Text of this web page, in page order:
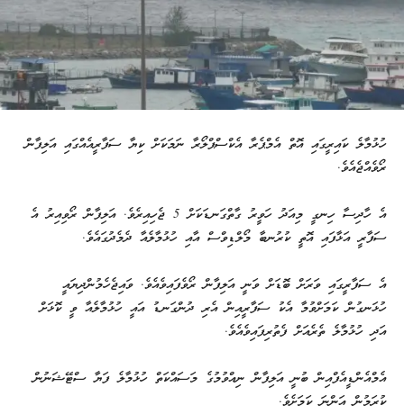
ހުޅުމާލެ ކައިރީގައި އޮތް އެމްޕެރާ އެކްސްޕްލޯރާ ނަމަކަށް ކިޔާ ސަފާރީއެއްގައި އަލިފާން
ރޯވެއްޖެއެވެ.
އެ ހާދިސާ ހިނގީ މިއަދު ހަވީރު ގާތްގަނޑަކަށް 5 ޖެހިއިރެވެ. އަލިފާން ރޯވިއިރު އެ
ސަފާރީ އަޅާފައި އޮތީ ކުރުނބާ މޯލްޑިވްސް އާއި ހުޅުމާލެއާ ދެމެދުގައެވެ.
އެ ސަފާރީގައި ވަރަށް ބޮޑަށް ވަނީ އަލިފާން ރޯވެފައިވެއެވެ. ވައިޖެހެމުންދިޔައީ
ހުޅަނގުން ކަމަށްވުމާ އެކު ސަފާރީއިން އެރި ދުންގަނޑު އައީ ހުޅުމާލެއާ ވީ ކޮޅަށް
އަދި ހުޅުމާލެ ތެރެއަށް ފެތުރިފައިވެއެވެ.
އެމްއެންޑީއެފްއިން ބުނީ އަލިފާން ނިއްވުމުގެ މަސައްކަތް ހުޅުމާލެ ފަޔާ ސްޓޭޝަނުން
ކުރަމުން އަންނަ ކަމަށެވެ.